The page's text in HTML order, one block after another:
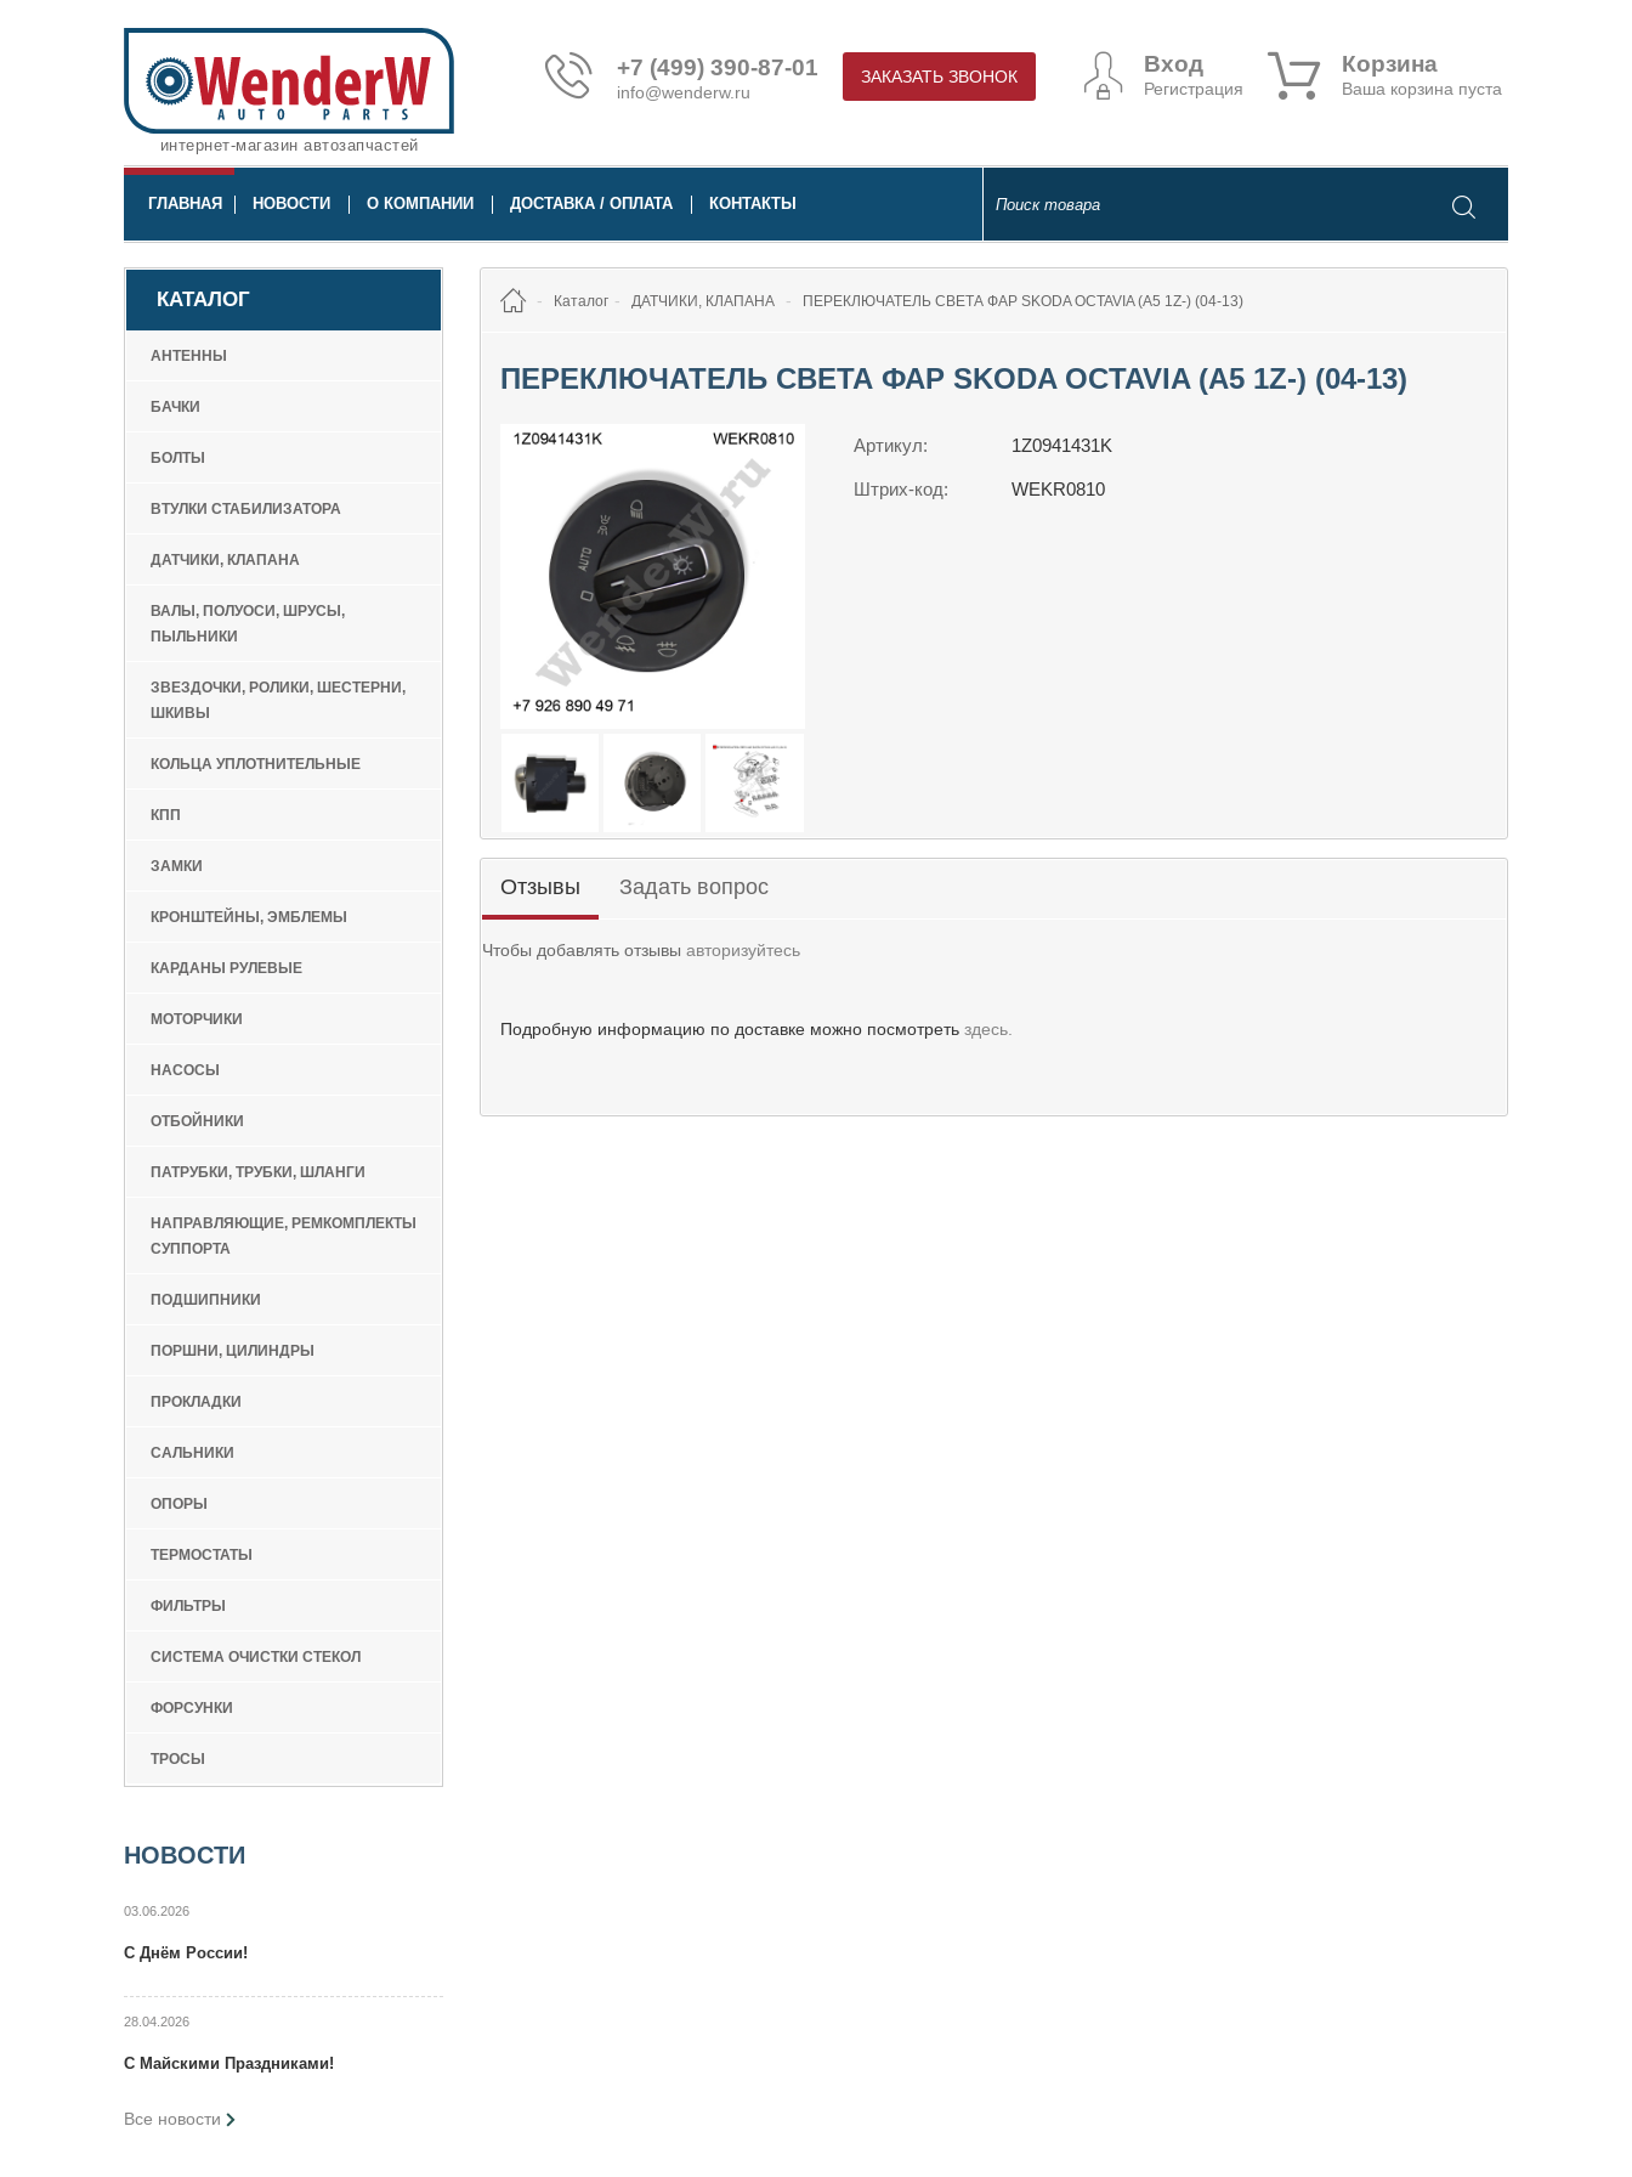
интернет-магазин автозапчастей
+7 (499) 390-87-01
info@wenderw.ru
ЗАКАЗАТЬ ЗВОНОК Вход
Регистрация
Корзина
Ваша корзина пуста
ГЛАВНАЯ НОВОСТИ О КОМПАНИИ ДОСТАВКА / ОПЛАТА КОНТАКТЫ
КАТАЛОГ
АНТЕННЫ
БАЧКИ
БОЛТЫ
ВТУЛКИ СТАБИЛИЗАТОРА
ДАТЧИКИ, КЛАПАНА
ВАЛЫ, ПОЛУОСИ, ШРУСЫ,
ПЫЛЬНИКИ
ЗВЕЗДОЧКИ, РОЛИКИ, ШЕСТЕРНИ,
ШКИВЫ
КОЛЬЦА УПЛОТНИТЕЛЬНЫЕ
КПП
ЗАМКИ
КРОНШТЕЙНЫ, ЭМБЛЕМЫ
КАРДАНЫ РУЛЕВЫЕ
МОТОРЧИКИ
НАСОСЫ
ОТБОЙНИКИ
ПАТРУБКИ, ТРУБКИ, ШЛАНГИ
НАПРАВЛЯЮЩИЕ, РЕМКОМПЛЕКТЫ
СУППОРТА
ПОДШИПНИКИ
ПОРШНИ, ЦИЛИНДРЫ
ПРОКЛАДКИ
САЛЬНИКИ
ОПОРЫ
ТЕРМОСТАТЫ
ФИЛЬТРЫ
СИСТЕМА ОЧИСТКИ СТЕКОЛ
ФОРСУНКИ
ТРОСЫ
НОВОСТИ
03.06.2026
C Днём России!
28.04.2026
C Maйcкими Праздниками!
Все новости
Каталог ДАТЧИКИ, КЛАПАНА ПЕРЕКЛЮЧАТЕЛЬ СВЕТА ФАР SKODA OCTAVIA (A5 1Z-) (04-13)
ПЕРЕКЛЮЧАТЕЛЬ СВЕТА ФАР SKODA OCTAVIA (A5 1Z-) (04-13)
Артикул: 1Z0941431K
Штрих-код: WEKR0810
Отзывы Задать вопрос
Чтобы добавлять отзывы авторизуйтесь
Подробную информацию по доставке можно посмотреть здесь.